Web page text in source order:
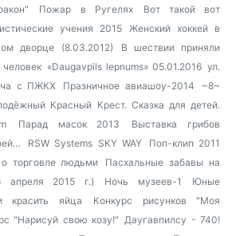
Пожар в Ругелях
Вот такой вот
учения 2015
Женский хоккей в
дворце (8.03.2012)
В шествии приняли
«Daugavpils lepnums» 05.01.2016 ул.
с ПЖКХ Празничное авиашоу-2014
~8~
Красный Крест. Сказка для детей.
Парад масок 2013
Выставка грибов
RSW Systems SKY WAY
Поп-клип 2011
торговле людьми
Пасхальные забавы на
апреля 2015 г.)
Ночь музеев-1
Юные
красить яйца
Конкурс рисунков "Моя
"Нарисуй свою козу!" Даугавпилсу - 740!